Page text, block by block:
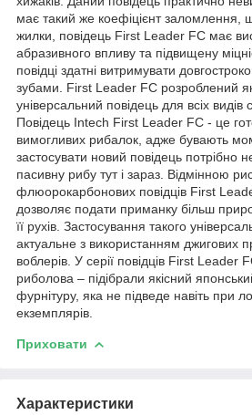
має такий же коефіцієнт заломлення,
жилки, повідець First Leader FC має
абразивного впливу та підвищену
повідці здатні витримувати
зубами. First Leader FC розроблений як
універсальний повідець для всіх видів
Повідець Intech First Leader FC - це
вимогливих рибалок, адже бувають
застосувати новий повідець потрібно
пасивну рибу тут і зараз. Відмінною
флюорокарбонових повідців First
дозволяє подати приманку більш
її рухів. Застосування такого
актуальне з використанням джигових
воблерів. У серії повідців First Leader
риболова – підібрали якісний
фурнітуру, яка не підведе навіть при
екземплярів.
Приховати
Характеристики